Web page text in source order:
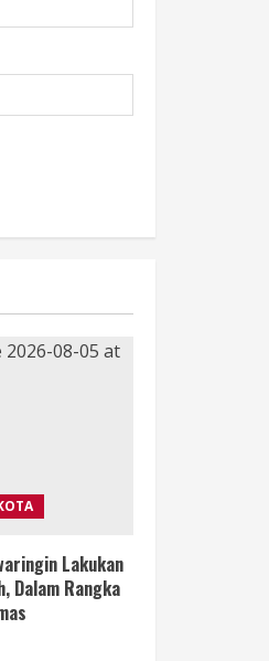
Lakukan
Dalam Rangka